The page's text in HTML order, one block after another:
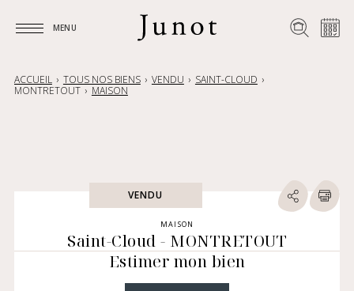
MENU
ACCUEIL TOUS NOS BIENS VENDU
SAINT-CLOUD
MONTRETOUT
MAISON
VENDU
MAISON
Saint-Cloud - MONTRETOUT
Estimer mon bien